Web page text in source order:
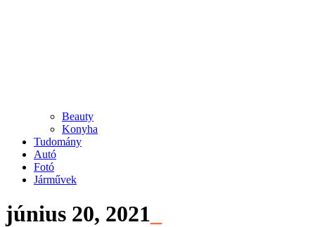
Beauty
Konyha
Tudomány
Autó
Fotó
Járművek
június 20, 2021